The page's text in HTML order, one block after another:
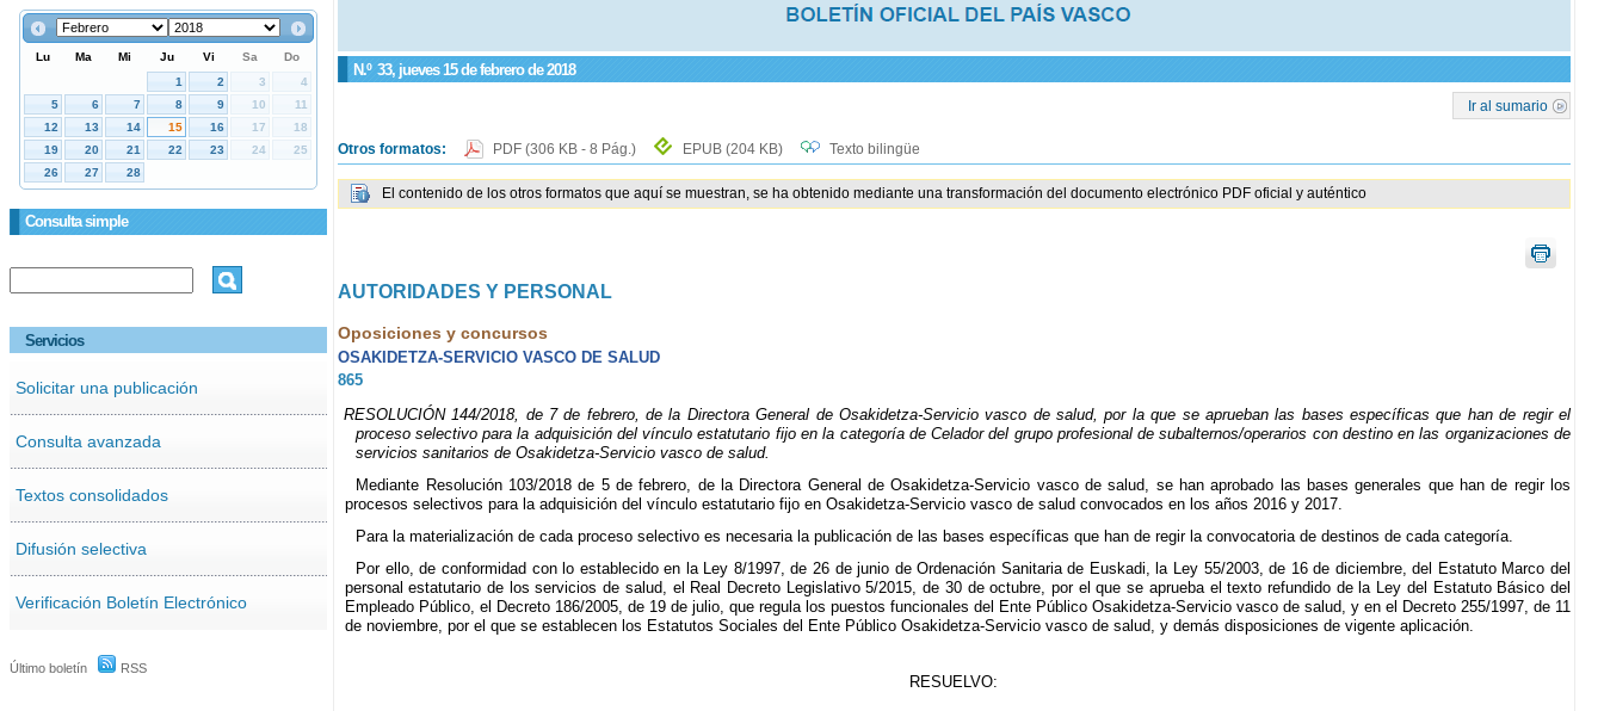
Consulta simple
Servicios
Solicitar una publicación
Consulta avanzada
Textos consolidados
Difusión selectiva
Verificación Boletín Electrónico
Último boletín RSS
N.º 33, jueves 15 de febrero de 2018
Ir al sumario
Otros formatos: PDF (306 KB - 8 Pág.) EPUB (204 KB) Texto bilingüe
El contenido de los otros formatos que aquí se muestran, se ha obtenido mediante una transformación del documento electrónico PDF oficial y auténtico
AUTORIDADES Y PERSONAL
Oposiciones y concursos
OSAKIDETZA-SERVICIO VASCO DE SALUD
865
RESOLUCIÓN 144/2018, de 7 de febrero, de la Directora General de Osakidetza-Servicio vasco de salud, por la que se aprueban las bases específicas que han de regir el
proceso selectivo para la adquisición del vínculo estatutario fijo en la categoría de Celador del grupo profesional de subalternos/operarios con destino en las organizaciones de
servicios sanitarios de Osakidetza-Servicio vasco de salud.
Mediante Resolución 103/2018 de 5 de febrero, de la Directora General de Osakidetza-Servicio vasco de salud, se han aprobado las bases generales que han de regir los
procesos selectivos para la adquisición del vínculo estatutario fijo en Osakidetza-Servicio vasco de salud convocados en los años 2016 y 2017.
Para la materialización de cada proceso selectivo es necesaria la publicación de las bases específicas que han de regir la convocatoria de destinos de cada categoría.
Por ello, de conformidad con lo establecido en la Ley 8/1997, de 26 de junio de Ordenación Sanitaria de Euskadi, la Ley 55/2003, de 16 de diciembre, del Estatuto Marco del
personal estatutario de los servicios de salud, el Real Decreto Legislativo 5/2015, de 30 de octubre, por el que se aprueba el texto refundido de la Ley del Estatuto Básico del
Empleado Público, el Decreto 186/2005, de 19 de julio, que regula los puestos funcionales del Ente Público Osakidetza-Servicio vasco de salud, y en el Decreto 255/1997, de 11
de noviembre, por el que se establecen los Estatutos Sociales del Ente Público Osakidetza-Servicio vasco de salud, y demás disposiciones de vigente aplicación.
RESUELVO: